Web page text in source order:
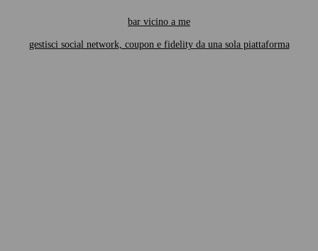
bar vicino a me
gestisci social network, coupon e fidelity da una sola piattaforma